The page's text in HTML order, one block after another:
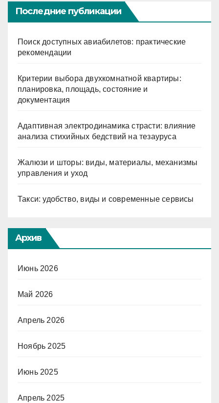
Последние публикации
Поиск доступных авиабилетов: практические
рекомендации
Критерии выбора двухкомнатной квартиры:
планировка, площадь, состояние и
документация
Адаптивная электродинамика страсти: влияние
анализа стихийных бедствий на тезауруса
Жалюзи и шторы: виды, материалы, механизмы
управления и уход
Такси: удобство, виды и современные сервисы
Архив
Июнь 2026
Май 2026
Апрель 2026
Ноябрь 2025
Июнь 2025
Апрель 2025